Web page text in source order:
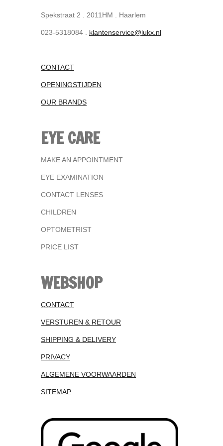
Spekstraat 2 . 2011HM . Haarlem
023-5318084 . klantenservice@lukx.nl
CONTACT
OPENINGSTIJDEN
OUR BRANDS
EYE CARE
MAKE AN APPOINTMENT
EYE EXAMINATION
CONTACT LENSES
CHILDREN
OPTOMETRIST
PRICE LIST
WEBSHOP
CONTACT
VERSTUREN & RETOUR
SHIPPING & DELIVERY
PRIVACY
ALGEMENE VOORWAARDEN
SITEMAP